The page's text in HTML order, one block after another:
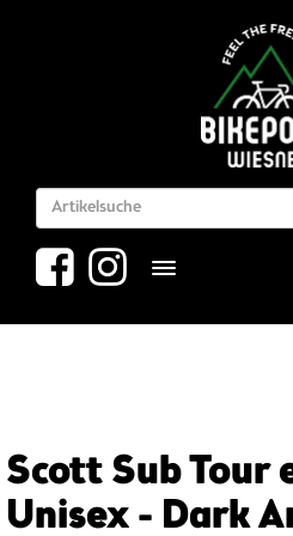
Toggle navigation
Scott Sub Tour
Unisex - Dark